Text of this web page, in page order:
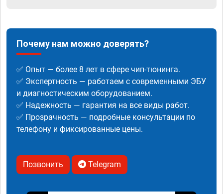
Почему нам можно доверять?
✅ Опыт — более 8 лет в сфере чип-тюнинга.
✅ Экспертность — работаем с современными ЭБУ
и диагностическим оборудованием.
✅ Надежность — гарантия на все виды работ.
✅ Прозрачность — подробные консультации по
телефону и фиксированные цены.
Позвонить Telegram